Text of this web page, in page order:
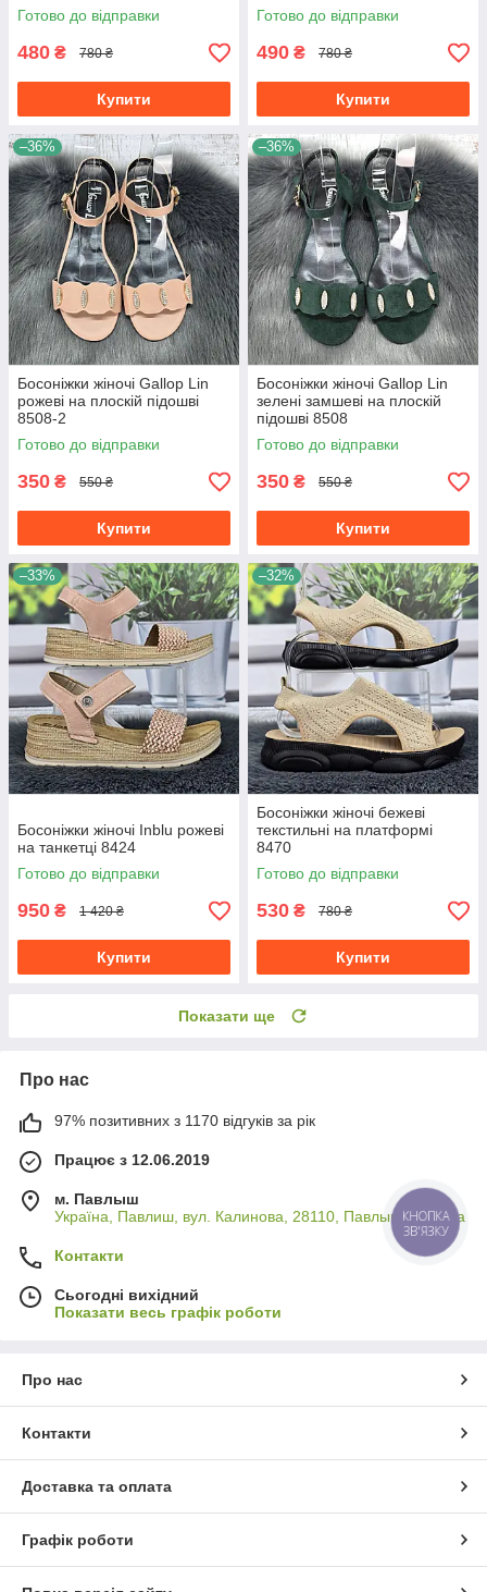
Готово до відправки
480 ₴ 780 ₴
Купити
Готово до відправки
490 ₴ 780 ₴
Купити
–36%
Босоніжки жіночі Gallop Lin
рожеві на плоскій підошві
8508-2
Готово до відправки
350 ₴ 550 ₴
Купити
–36%
Босоніжки жіночі Gallop Lin
зелені замшеві на плоскій
підошві 8508
Готово до відправки
350 ₴ 550 ₴
Купити
–33%
Босоніжки жіночі Inblu рожеві
на танкетці 8424
Готово до відправки
950 ₴ 1 420 ₴
Купити
–32%
Босоніжки жіночі бежеві
текстильні на платформі
8470
Готово до відправки
530 ₴ 780 ₴
Купити
Показати ще
Про нас
97% позитивних з 1170 відгуків за рік
Працює з 12.06.2019
м. Павлыш
Україна, Павлиш, вул. Калинова, 28110, Павлыш, Україна
Контакти
Сьогодні вихідний
Показати весь графік роботи
Про нас
Контакти
Доставка та оплата
Графік роботи
КНОПКА
ЗВ'ЯЗКУ